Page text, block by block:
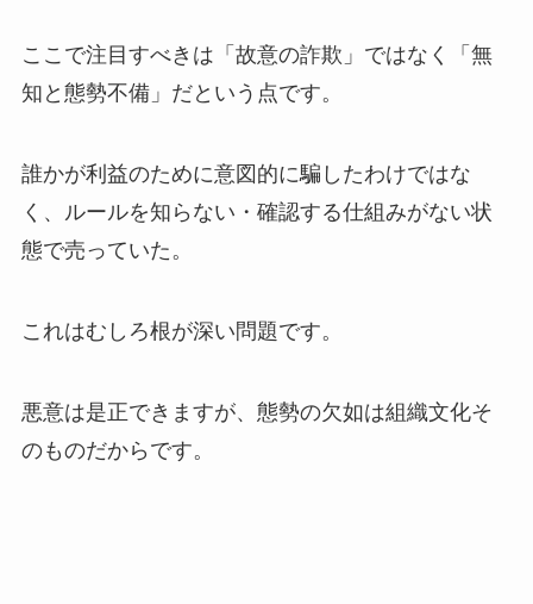
ここで注目すべきは「故意の詐欺」ではなく「無
知と態勢不備」だという点です。
誰かが利益のために意図的に騙したわけではな
く、ルールを知らない・確認する仕組みがない状
態で売っていた。
これはむしろ根が深い問題です。
悪意は是正できますが、態勢の欠如は組織文化そ
のものだからです。